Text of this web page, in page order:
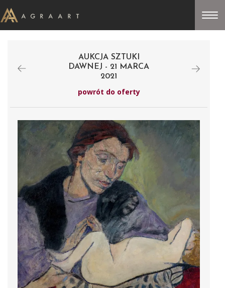
AUKCJA SZTUKI
DAWNEJ - 21 MARCA
2021
powrót do oferty